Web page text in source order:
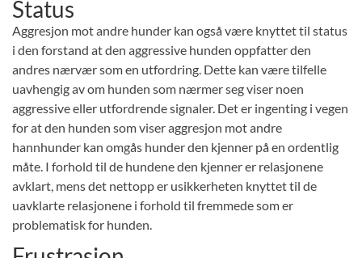
Status
Aggresjon mot andre hunder kan også være knyttet til status
i den forstand at den aggressive hunden oppfatter den
andres nærvær som en utfordring. Dette kan være tilfelle
uavhengig av om hunden som nærmer seg viser noen
aggressive eller utfordrende signaler. Det er ingenting i vegen
for at den hunden som viser aggresjon mot andre
hannhunder kan omgås hunder den kjenner på en ordentlig
måte. I forhold til de hundene den kjenner er relasjonene
avklart, mens det nettopp er usikkerheten knyttet til de
uavklarte relasjonene i forhold til fremmede som er
problematisk for hunden.